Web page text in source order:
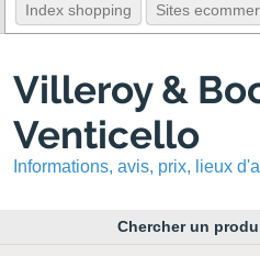
Index shopping Sites
Villeroy &
Venticello
Informations, avis, prix, lieux
Chercher un